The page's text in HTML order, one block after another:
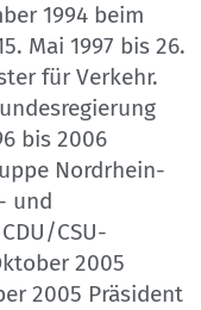
1994 beim
Mai 1997 bis 26.
für Verkehr.
bis 2006
Nordrhein-
und
CSU-
2005
2005 Präsident